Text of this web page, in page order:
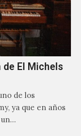
de El Michels
de los
ya que en años
un…